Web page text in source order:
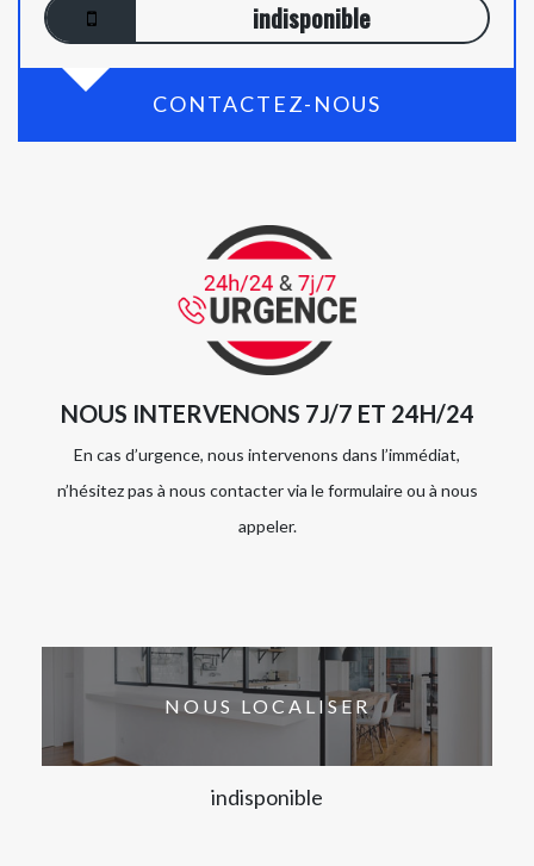
indisponible
CONTACTEZ-NOUS
NOUS INTERVENONS 7J/7 ET 24H/24
En cas d’urgence, nous intervenons dans l’immédiat,
n’hésitez pas à nous contacter via le formulaire ou à nous
appeler.
NOUS LOCALISER
indisponible